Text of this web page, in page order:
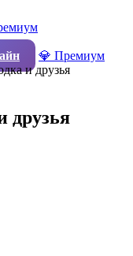
💎 Премиум
и друзья
друзья